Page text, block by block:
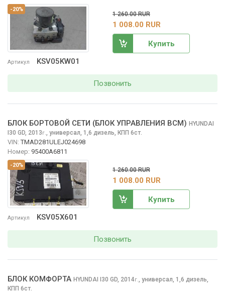
-20%
Артикул KSV05KW01
1 260.00 RUR
1 008.00 RUR
Купить
Позвонить
-20%
Артикул KSV05X601
БЛОК БОРТОВОЙ СЕТИ (БЛОК УПРАВЛЕНИЯ BCM) HYUNDAI
I30 GD, 2013г., универсал, 1,6 дизель, КПП 6ст.
VIN: TMAD281ULEJ024698
Номер: 95400A6811
1 260.00 RUR
1 008.00 RUR
Купить
Позвонить
БЛОК КОМФОРТА HYUNDAI I30 GD, 2014г., универсал, 1,6 дизель,
КПП 6ст.